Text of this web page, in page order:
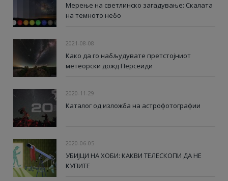
Мерење на светлинско загадување: Скалата
на темното небо
2021-08-08
Како да го набљудувате претстојниот
метеорски дожд Персеиди
2020-11-29
Каталог од изложба на астрофотографии
2020-06-05
УБИЈЦИ НА ХОБИ: КАКВИ ТЕЛЕСКОПИ ДА НЕ
КУПИТЕ